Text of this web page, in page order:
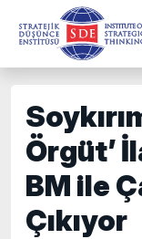
Örgüt’
BM ile
Çıkıyor